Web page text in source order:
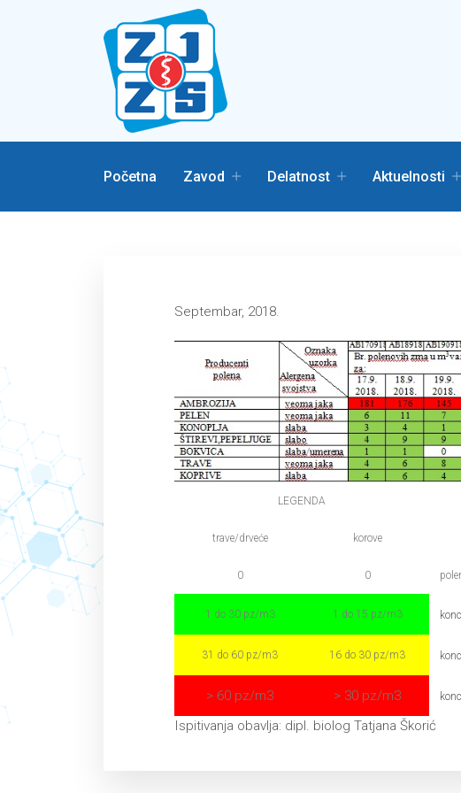
Početna Zavod Delatnost Aktuelnosti
Septembar, 2018.
LEGENDA
trave/drveće korove
0 0
1 do 30 pz/m3 1 do 15 pz/m3
31 do 60 pz/m3 16 do 30 pz/m3
> 60 pz/m3 > 30 pz/m3
Ispitivanja obavlja: dipl. biolog Tatjana Škorić